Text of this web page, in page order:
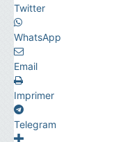
Twitter
WhatsApp
Email
Imprimer
Telegram